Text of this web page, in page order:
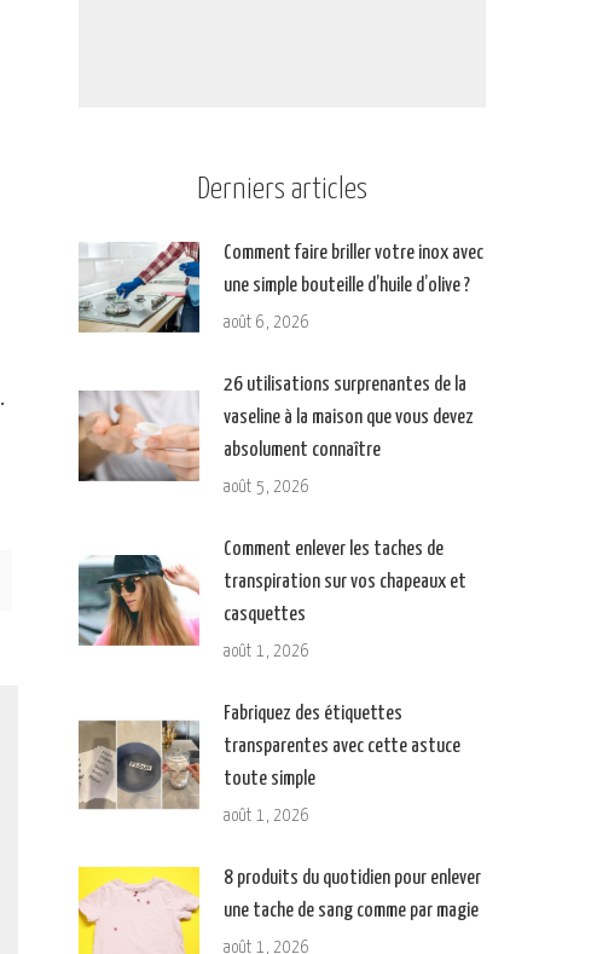
.
Derniers articles
Comment faire briller votre inox avec
une simple bouteille d’huile d’olive ?
août 6, 2026
26 utilisations surprenantes de la
vaseline à la maison que vous devez
absolument connaître
août 5, 2026
Comment enlever les taches de
transpiration sur vos chapeaux et
casquettes
août 1, 2026
Fabriquez des étiquettes
transparentes avec cette astuce
toute simple
août 1, 2026
8 produits du quotidien pour enlever
une tache de sang comme par magie
août 1, 2026